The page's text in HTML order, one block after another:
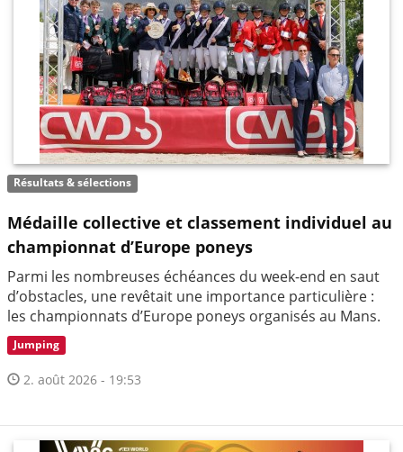
Résultats & sélections
Médaille collective et classement individuel au
championnat d’Europe poneys
Parmi les nombreuses échéances du week-end en saut
d’obstacles, une revêtait une importance particulière :
les championnats d’Europe poneys organisés au Mans.
Jumping
2. août 2026 - 19:53